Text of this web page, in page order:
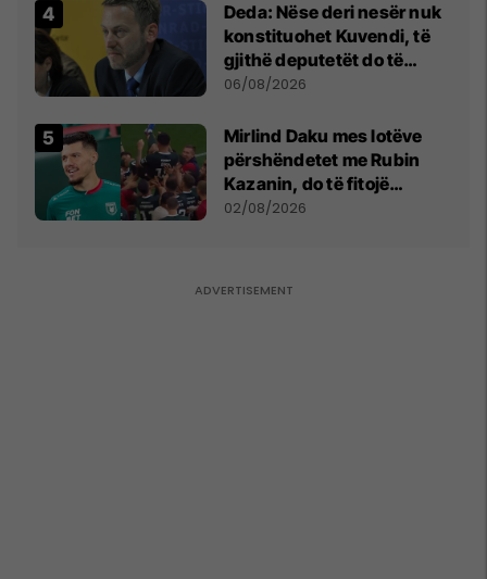
Deda: Nëse deri nesër nuk
konstituohet Kuvendi, të
gjithë deputetët do të
bëjnë shkelje të rëndë
06/08/2026
Mirlind Daku mes lotëve
përshëndetet me Rubin
Kazanin, do të fitojë
miliona te Spartak Moska
02/08/2026